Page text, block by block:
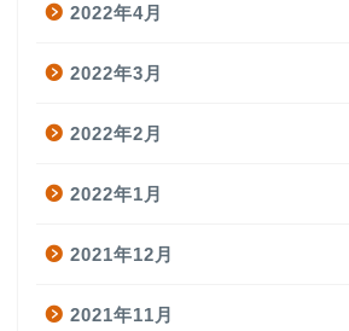
2022年4月
2022年3月
2022年2月
2022年1月
2021年12月
2021年11月